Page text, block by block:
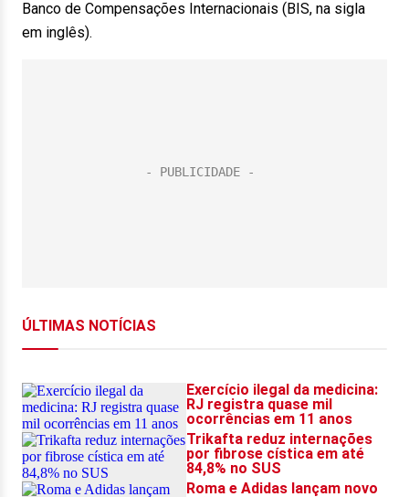
Banco de Compensações Internacionais (BIS, na sigla
em inglês).